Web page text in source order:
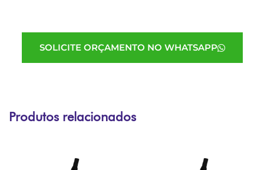
SOLICITE ORÇAMENTO NO WHATSAPP
Produtos relacionados